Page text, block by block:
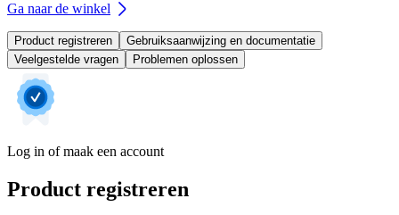
Ga naar de winkel
Product registreren
Gebruiksaanwijzing en documentatie
Veelgestelde vragen
Problemen oplossen
Log in of maak een account
Product registreren